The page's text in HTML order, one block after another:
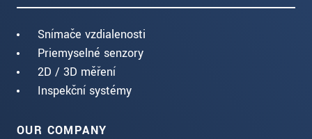
Snímače vzdialenosti
Priemyselné senzory
2D / 3D měření
Inspekční systémy
OUR COMPANY